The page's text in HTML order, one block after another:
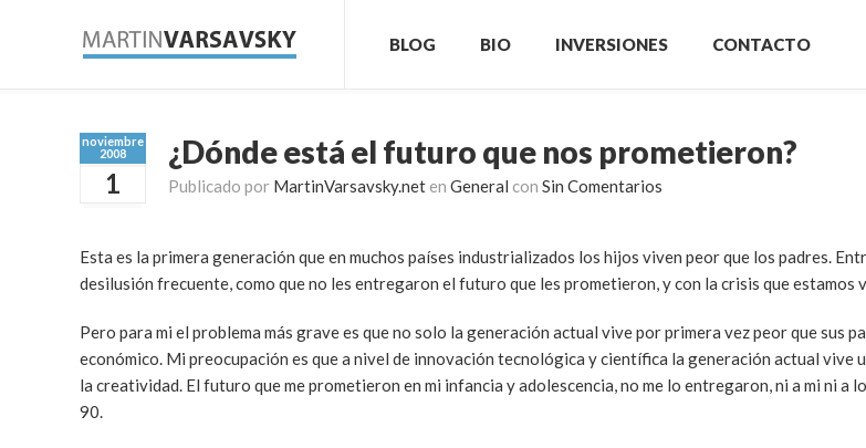
BLOG BIO INVERSIONES CONTACTO
noviembre
2008
1
¿Dónde está el futuro que nos prometieron?
Publicado por MartinVarsavsky.net en General con Sin Comentarios
Esta es la primera generación que en muchos países industrializados los hijos viven peor que los padres.
desilusión frecuente, como que no les entregaron el futuro que les prometieron, y con la crisis que estamos
Pero para mi el problema más grave es que no solo la generación actual vive por primera vez peor que sus
económico. Mi preocupación es que a nivel de innovación tecnológica y científica la generación actual vive
la creatividad. El futuro que me prometieron en mi infancia y adolescencia, no me lo entregaron, ni a mi ni a
90.